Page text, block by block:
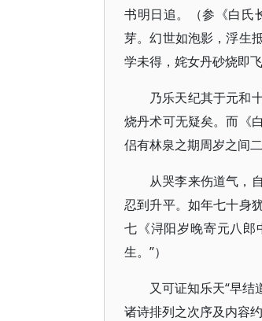
书明日追。（参《白氏
芽。幻世如泡影，浮生
学未得，姹女丹砂烧即
乃乐天纪其于元和
烧丹术可无疑矣。而《
侣有林泉之期周岁之间
从哭李来伤道气，
忍到升平。如年七十身
七《浔阳岁晚寄元八郎
生。”）
又可证知乐天“早结
诸诗排列之次序及内容